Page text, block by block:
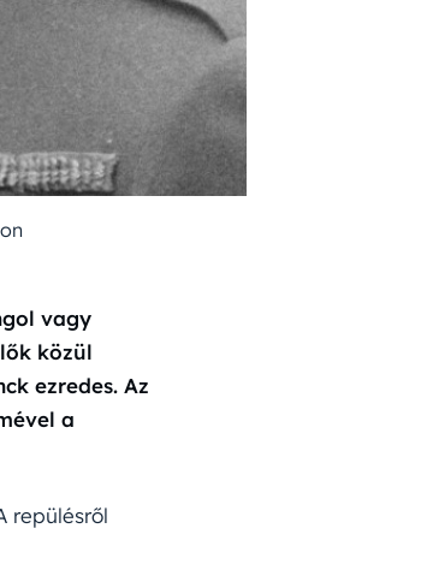
vagy
közül
ezredes. Az
a
repülésről